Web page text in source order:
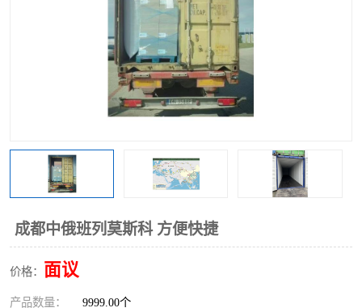
成都中俄班列莫斯科 方便快捷
价格： 面议
产品数量： 9999.00个
铁路出口拼箱/整柜